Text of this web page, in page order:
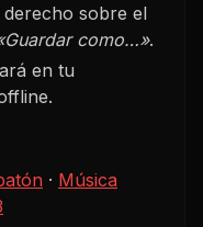
sobre el
como…».
en tu
· Música